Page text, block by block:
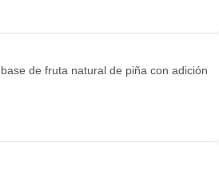
de fruta natural de piña con adición